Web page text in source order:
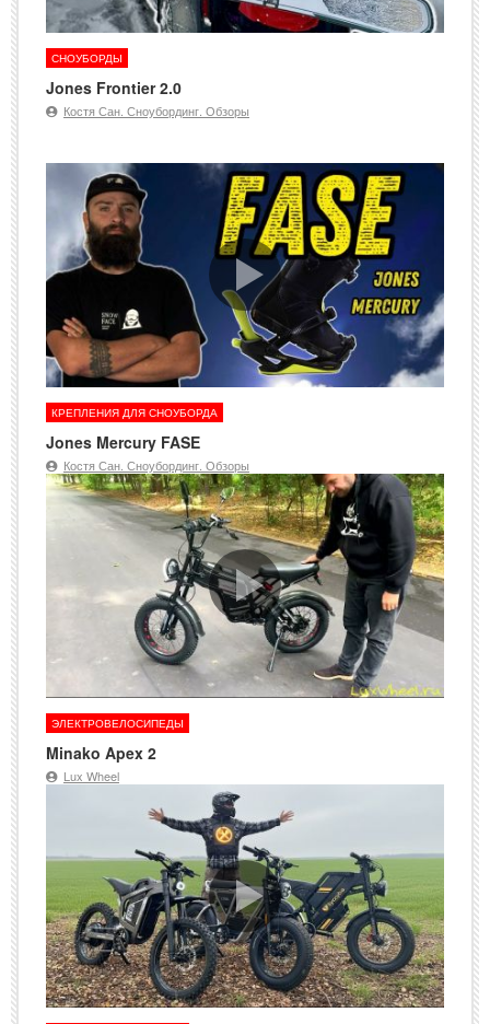
СНОУБОРДЫ
Jones Frontier 2.0
Костя Сан. Сноубординг. Обзоры
КРЕПЛЕНИЯ ДЛЯ СНОУБОРДА
Jones Mercury FASE
Костя Сан. Сноубординг. Обзоры
ЭЛЕКТРОВЕЛОСИПЕДЫ
Minako Apex 2
Lux Wheel